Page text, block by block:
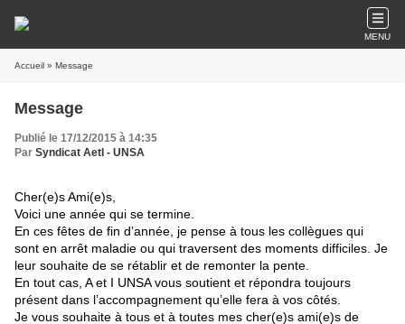
MENU
Accueil » Message
Message
Publié le 17/12/2015 à 14:35
Par Syndicat AetI - UNSA
Cher(e)s Ami(e)s,
Voici une année qui se termine.
En ces fêtes de fin d’année, je pense à tous les collègues qui
sont en arrêt maladie ou qui traversent des moments difficiles. Je
leur souhaite de se rétablir et de remonter la pente.
En tout cas, A et I UNSA vous soutient et répondra toujours
présent dans l’accompagnement qu’elle fera à vos côtés.
Je vous souhaite à tous et à toutes mes cher(e)s ami(e)s de